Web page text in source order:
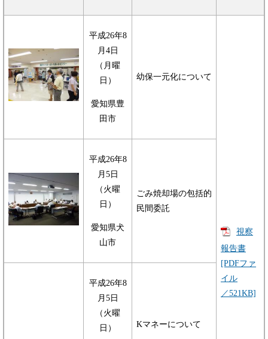
平成26年8
月4日
（月曜
日）
愛知県豊
田市
幼保一元化について
視察
報告書
[PDFファ
イル
／521KB]
平成26年8
月5日
（火曜
日）
愛知県犬
山市
ごみ焼却場の包括的
民間委託
平成26年8
月5日
（火曜
日）
Kマネーについて